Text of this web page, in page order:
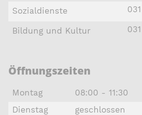
Sozialdienste
Bildung und Kultur
Öffnungszeiten
Montag 08:00 - 11:30
Dienstag
geschlossen